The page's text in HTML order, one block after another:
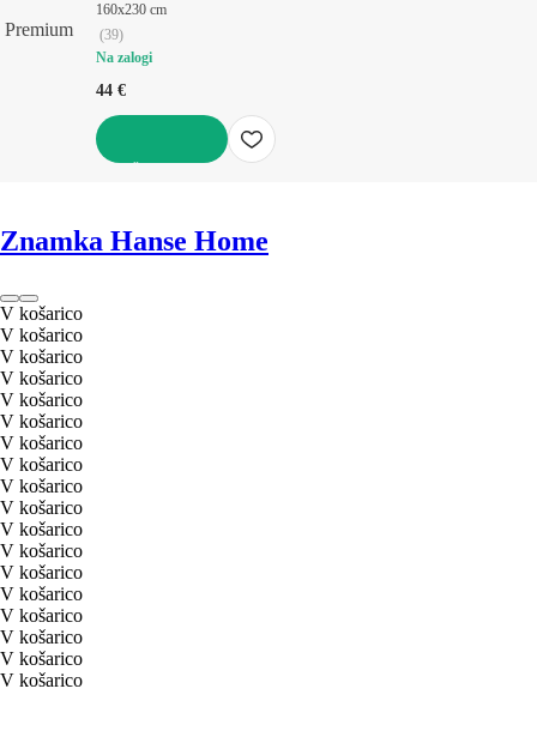
Premium
160x230 cm
(39)
Na zalogi
44 €
Znamka Hanse Home
V košarico
V košarico
V košarico
V košarico
V košarico
V košarico
V košarico
V košarico
V košarico
V košarico
V košarico
V košarico
V košarico
V košarico
V košarico
V košarico
V košarico
V košarico